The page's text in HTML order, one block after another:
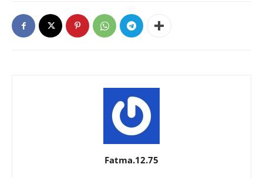
Fatma.12.75